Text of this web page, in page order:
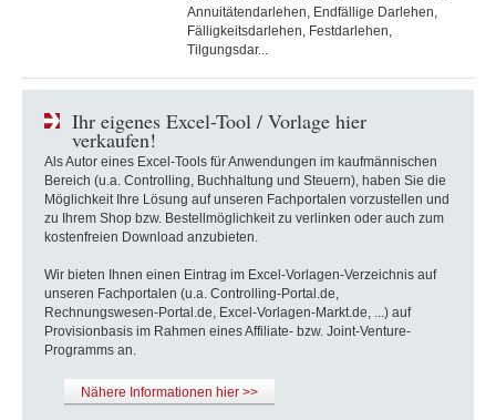
Annuitätendarlehen, Endfällige Darlehen,
Fälligkeitsdarlehen, Festdarlehen,
Tilgungsdar...
Ihr eigenes Excel-Tool / Vorlage hier
verkaufen!
Als Autor eines Excel-Tools für Anwendungen im kaufmännischen
Bereich (u.a. Controlling, Buchhaltung und Steuern), haben Sie die
Möglichkeit Ihre Lösung auf unseren Fachportalen vorzustellen und
zu Ihrem Shop bzw. Bestellmöglichkeit zu verlinken oder auch zum
kostenfreien Download anzubieten.
Wir bieten Ihnen einen Eintrag im Excel-Vorlagen-Verzeichnis auf
unseren Fachportalen (u.a. Controlling-Portal.de,
Rechnungswesen-Portal.de, Excel-Vorlagen-Markt.de, ...) auf
Provisionbasis im Rahmen eines Affiliate- bzw. Joint-Venture-
Programms an.
Nähere Informationen hier >>